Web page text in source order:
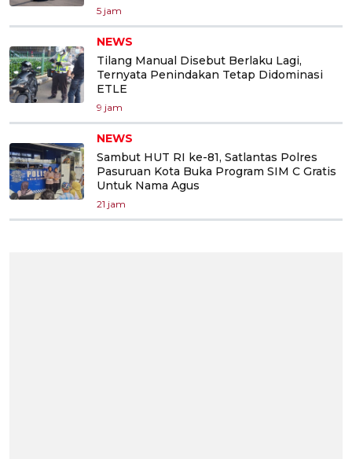
5 jam
NEWS
Tilang Manual Disebut Berlaku Lagi,
Ternyata Penindakan Tetap Didominasi
ETLE
9 jam
NEWS
Sambut HUT RI ke-81, Satlantas Polres
Pasuruan Kota Buka Program SIM C Gratis
Untuk Nama Agus
21 jam